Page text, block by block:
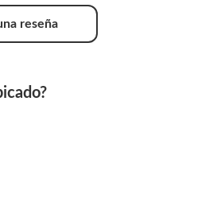
reseña